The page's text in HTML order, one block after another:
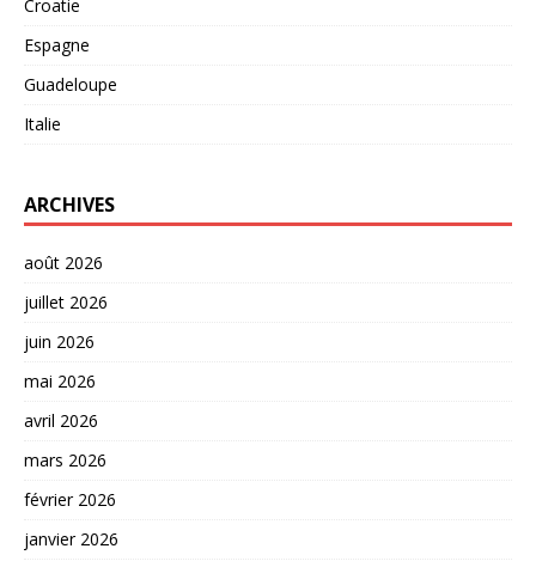
Croatie
Espagne
Guadeloupe
Italie
ARCHIVES
août 2026
juillet 2026
juin 2026
mai 2026
avril 2026
mars 2026
février 2026
janvier 2026